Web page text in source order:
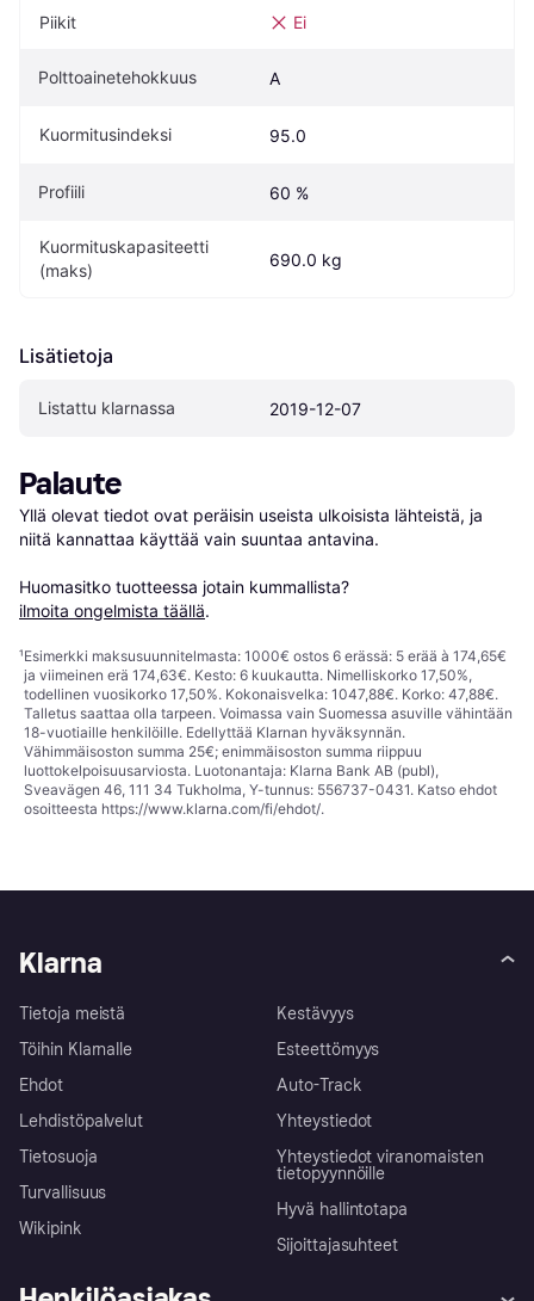
Piikit Ei
Polttoainetehokkuus A
Kuormitusindeksi 95.0
Profiili 60 %
Kuormituskapasiteetti
(maks)
690.0 kg
Lisätietoja
Listattu klarnassa 2019-12-07
Palaute
Yllä olevat tiedot ovat peräisin useista ulkoisista lähteistä, ja
niitä kannattaa käyttää vain suuntaa antavina.
Huomasitko tuotteessa jotain kummallista?
ilmoita ongelmista täällä.
¹Esimerkki maksusuunnitelmasta: 1000€ ostos 6 erässä: 5 erää à 174,65€
ja viimeinen erä 174,63€. Kesto: 6 kuukautta. Nimelliskorko 17,50%,
todellinen vuosikorko 17,50%. Kokonaisvelka: 1047,88€. Korko: 47,88€.
Talletus saattaa olla tarpeen. Voimassa vain Suomessa asuville vähintään
18-vuotiaille henkilöille. Edellyttää Klarnan hyväksynnän.
Vähimmäisoston summa 25€; enimmäisoston summa riippuu
luottokelpoisuusarviosta. Luotonantaja: Klarna Bank AB (publ),
Sveavägen 46, 111 34 Tukholma, Y-tunnus: 556737-0431. Katso ehdot
osoitteesta https://www.klarna.com/fi/ehdot/.
Klarna
Tietoja meistä
Töihin Klarnalle
Ehdot
Lehdistöpalvelut
Tietosuoja
Turvallisuus
Wikipink
Kestävyys
Esteettömyys
Auto-Track
Yhteystiedot
Yhteystiedot viranomaisten
tietopyynnöille
Hyvä hallintotapa
Sijoittajasuhteet